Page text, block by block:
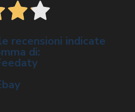
recensioni indicate
di: